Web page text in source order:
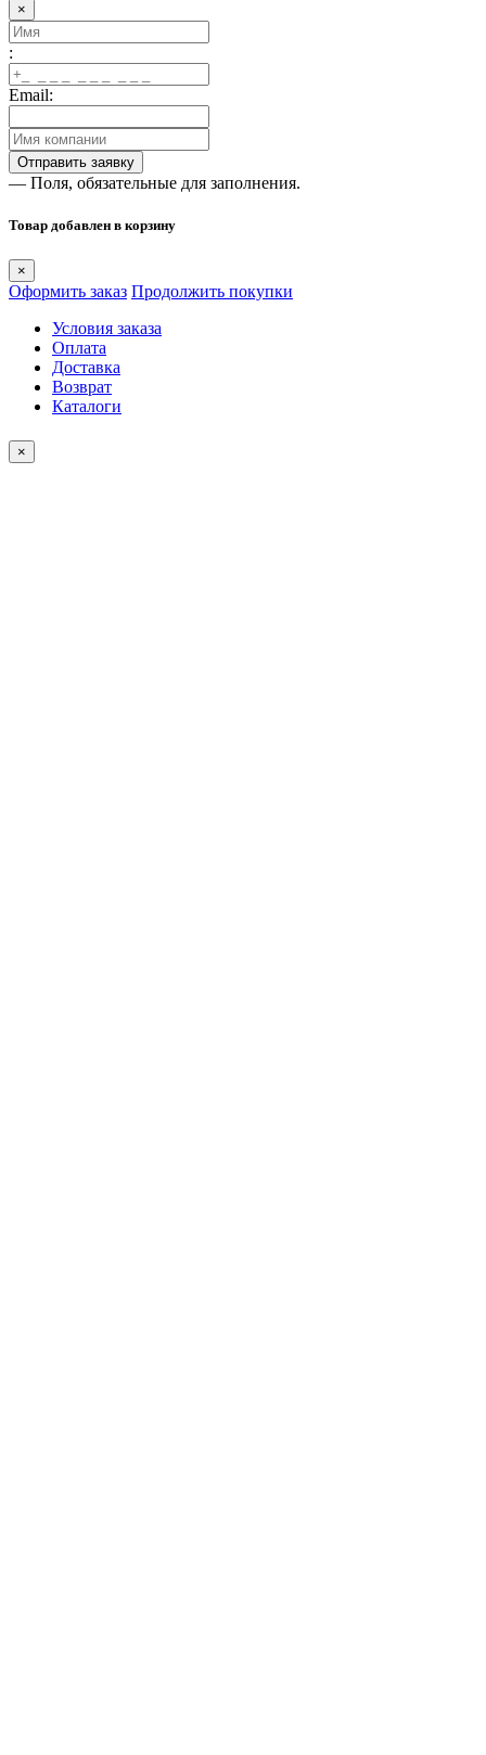
×
:
Email:
— Поля, обязательные для заполнения.
Товар добавлен в корзину
×
Оформить заказ Продолжить покупки
Условия заказа
Оплата
Доставка
Возврат
Каталоги
×